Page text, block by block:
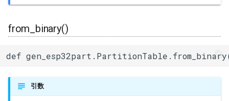
from_binary()
def
引数